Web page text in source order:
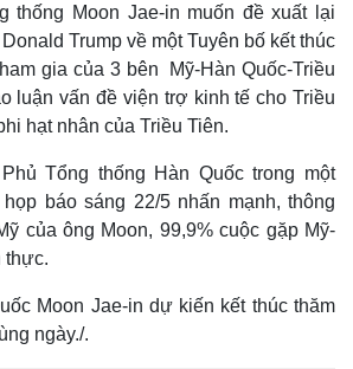
Multimedia
Video
Ảnh
E-Magazine
Infographic
thống Moon Jae-in muốn đề xuất lại
Trump về một Tuyên bố kết thúc
gia của 3 bên Mỹ-Hàn Quốc-Triều
luận vấn đề viện trợ kinh tế cho Triều
hạt nhân của Triều Tiên.
Tổng thống Hàn Quốc trong một
báo sáng 22/5 nhấn mạnh, thông
của ông Moon, 99,9% cuộc gặp Mỹ-
thực.
Moon Jae-in dự kiến kết thúc thăm
ngày./.